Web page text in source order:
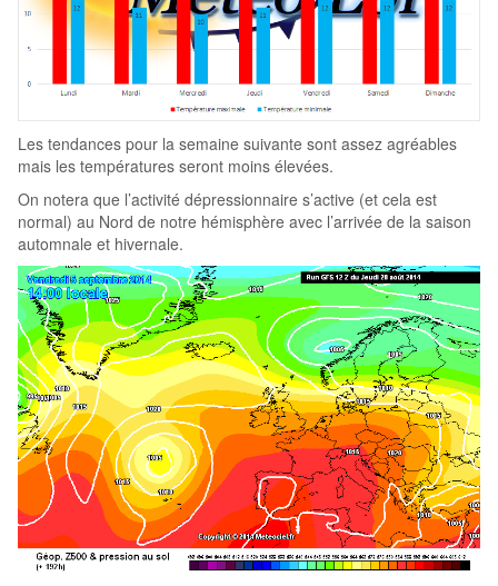
Les tendances pour la semaine suivante sont assez agréables
mais les températures seront moins élevées.
On notera que l’activité dépressionnaire s’active (et cela est
normal) au Nord de notre hémisphère avec l’arrivée de la saison
automnale et hivernale.